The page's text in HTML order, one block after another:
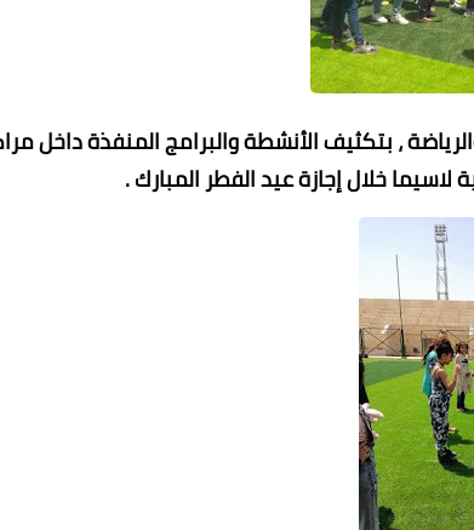
، بتكثيف الأنشطة والبرامج المنفذة داخل
خلال إجازة عيد الفطر المبارك .